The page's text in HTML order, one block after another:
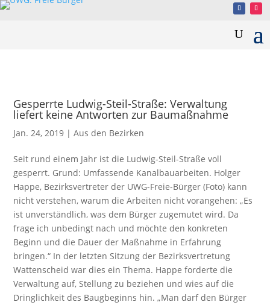
Gesperrte Ludwig-Steil-Straße: Verwaltung
liefert keine Antworten zur Baumaßnahme
Jan. 24, 2019 |Aus den Bezirken
Seit rund einem Jahr ist die Ludwig-Steil-Straße voll
gesperrt. Grund: Umfassende Kanalbauarbeiten. Holger
Happe, Bezirksvertreter der UWG-Freie-Bürger (Foto) kann
nicht verstehen, warum die Arbeiten nicht vorangehen: „Es
ist unverständlich, was dem Bürger zugemutet wird. Da
frage ich unbedingt nach und möchte den konkreten
Beginn und die Dauer der Maßnahme in Erfahrung
bringen.“ In der letzten Sitzung der Bezirksvertretung
Wattenscheid war dies ein Thema. Happe forderte die
Verwaltung auf, Stellung zu beziehen und wies auf die
Dringlichkeit des Baugbeginns hin. „Man darf den Bürger